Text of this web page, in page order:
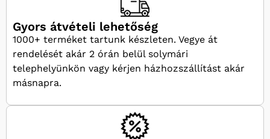
Gyors átvételi lehetőség
1000+ terméket tartunk készleten. Vegye át
rendelését akár 2 órán belül solymári
telephelyünkön vagy kérjen házhozszállítást akár
másnapra.